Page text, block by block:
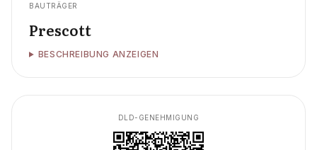
BAUTRÄGER
Prescott
BESCHREIBUNG ANZEIGEN
DLD-GENEHMIGUNG